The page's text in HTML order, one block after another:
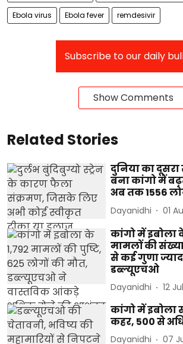
Ebola virus Ebola fever remdesivir
Subscribe to our daily
Show Comments
Related Stories
दुनिया का
बना कांगो में
अब तक 1556
Dayanidhi 01
कांगो में इबोला
मामलों की
से कई गुणा
डब्ल्यूएचओ
Dayanidhi 12
कांगो में इबोला
कहर, 500 से
Dayanidhi 07